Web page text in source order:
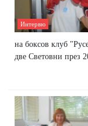
Интервю
на боксов клуб
две Световни през